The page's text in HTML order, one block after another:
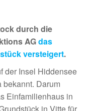
durch die
AGdas
versteigert.
der Insel Hiddensee
Darum
Einfamilienhaus in